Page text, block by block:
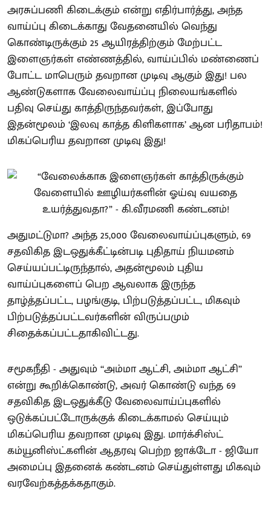
அரசுப்பணி கிடைக்கும் என்று எதிர்பார்த்து, அந்த
வாய்ப்பு கிடைக்காது வேதனையில் வெந்து
கொண்டிருக்கும் 25 ஆயிரத்திற்கும் மேற்பட்ட
இளைஞர்கள் எண்ணத்தில், வாய்ப்பில் மண்ணைப்
போட்ட மாபெரும் தவறான முடிவு ஆகும் இது! பல
ஆண்டுகளாக வேலைவாய்ப்பு நிலையங்களில்
பதிவு செய்து காத்திருந்தவர்கள், இப்போது
இதன்மூலம் ‘இலவு காத்த கிளிகளாக’ ஆன பரிதாபம்!
மிகப்பெரிய தவறான முடிவு இது!
அதுமட்டுமா? அந்த 25,000 வேலைவாய்ப்புகளும், 69
சதவிகித இடஒதுக்கீட்டின்படி புதிதாய் நியமனம்
செய்யப்பட்டிருந்தால், அதன்மூலம் புதிய
வாய்ப்புகளைப் பெற ஆவலாக இருந்த
தாழ்த்தப்பட்ட, பழங்குடி, பிற்படுத்தப்பட்ட, மிகவும்
பிற்படுத்தப்பட்டவர்களின் விருப்பமும்
சிதைக்கப்பட்டதாகிவிட்டது.
சமூகநீதி - அதுவும் ‘‘அம்மா ஆட்சி, அம்மா ஆட்சி’’
என்று கூறிக்கொண்டு, அவர் கொண்டு வந்த 69
சதவிகித இடஒதுக்கீடு வேலைவாய்ப்புகளில்
ஒடுக்கப்பட்டோருக்குக் கிடைக்காமல் செய்யும்
மிகப்பெரிய தவறான முடிவு இது. மார்க்சிஸ்ட்
கம்யூனிஸ்ட்களின் ஆதரவு பெற்ற ஜாக்டோ - ஜியோ
அமைப்பு இதனைக் கண்டனம் செய்துள்ளது மிகவும்
வரவேற்கத்தக்கதாகும்.